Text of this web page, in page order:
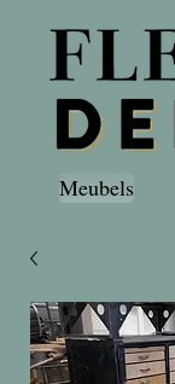
Meubels